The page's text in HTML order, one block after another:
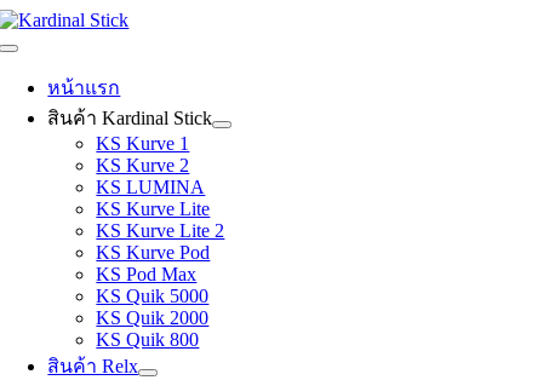
Skip
to
Toggle
Navigation
หน้าแรก
สินค้า Kardinal Stick
KS Kurve 1
KS Kurve 2
KS LUMINA
KS Kurve Lite
KS Kurve Lite 2
KS Kurve Pod
KS Pod Max
KS Quik 5000
KS Quik 2000
KS Quik 800
สินค้า Relx